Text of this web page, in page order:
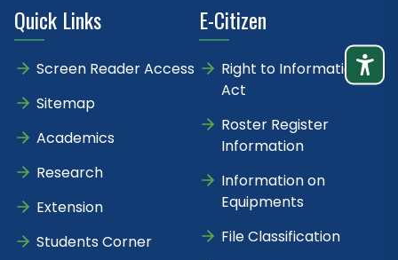
Quick Links
Screen Reader Access
Sitemap
Academics
Research
Extension
Students Corner
E-Citizen
Right to Information
Act
Roster Register
Information
Information on
Equipments
File Classification